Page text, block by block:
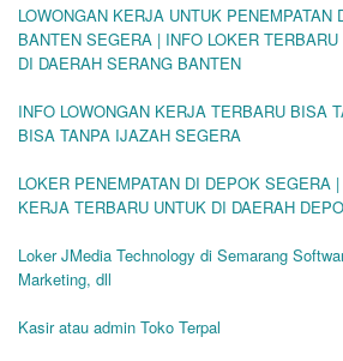
LOWONGAN KERJA UNTUK PENEMPATAN
BANTEN SEGERA | INFO LOKER
DI DAERAH SERANG BANTEN
INFO LOWONGAN KERJA TERBARU BISA
BISA TANPA IJAZAH SEGERA
LOKER PENEMPATAN DI DEPOK SEGERA
KERJA TERBARU UNTUK DI DAERAH
Loker JMedia Technology di Semarang
Marketing, dll
Kasir atau admin Toko Terpal